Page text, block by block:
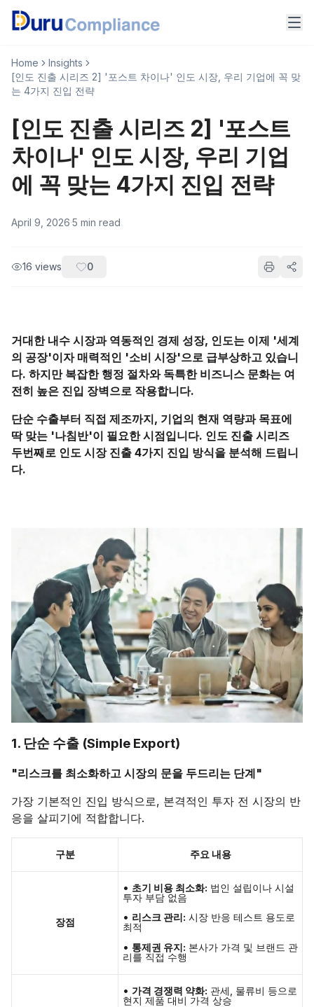
Home
Insights
[인도 진출 시리즈 2] '포스트 차이나' 인도 시장, 우리 기업에 꼭 맞
는 4가지 진입 전략
[인도 진출 시리즈 2] '포스트
차이나' 인도 시장, 우리 기업
에 꼭 맞는 4가지 진입 전략
April 9, 2026·5 min read
16 views 0
거대한 내수 시장과 역동적인 경제 성장, 인도는 이제 '세계
의 공장'이자 매력적인 '소비 시장'으로 급부상하고 있습니
다. 하지만 복잡한 행정 절차와 독특한 비즈니스 문화는 여
전히 높은 진입 장벽으로 작용합니다.
단순 수출부터 직접 제조까지, 기업의 현재 역량과 목표에
딱 맞는 '나침반'이 필요한 시점입니다. 인도 진출 시리즈
두번째로 인도 시장 진출 4가지 진입 방식을 분석해 드립니
다.
1. 단순 수출 (Simple Export)
"리스크를 최소화하고 시장의 문을 두드리는 단계"
가장 기본적인 진입 방식으로, 본격적인 투자 전 시장의 반
응을 살피기에 적합합니다.
구분 주요 내용
장점
• 초기 비용 최소화: 법인 설립이나 시설
투자 부담 없음
• 리스크 관리: 시장 반응 테스트 용도로
최적
• 통제권 유지: 본사가 가격 및 브랜드 관
리를 직접 수행
• 가격 경쟁력 약화: 관세, 물류비 등으로
현지 제품 대비 가격 상승